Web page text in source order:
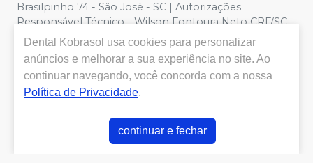
Brasilpinho 74 - São José - SC | Autorizações
Responsável Técnico - Wilson Fontoura Neto CRF/SC
12450 | Política de Privacidade e Segurança - Fotos
meramente ilustrativas - Os preços e condições da loja
virtual estão sujeitos a alterações. Em caso de
divergência de preços no site, o valor válido é o do
Carrinho de Compra. Não vendemos por atacado, por
de grandes volumes pelo site.
Dental Kobrasol usa cookies para personalizar
anúncios e melhorar a sua experiência no site. Ao
continuar navegando, você concorda com a nossa
Política de Privacidade.
continuar e fechar